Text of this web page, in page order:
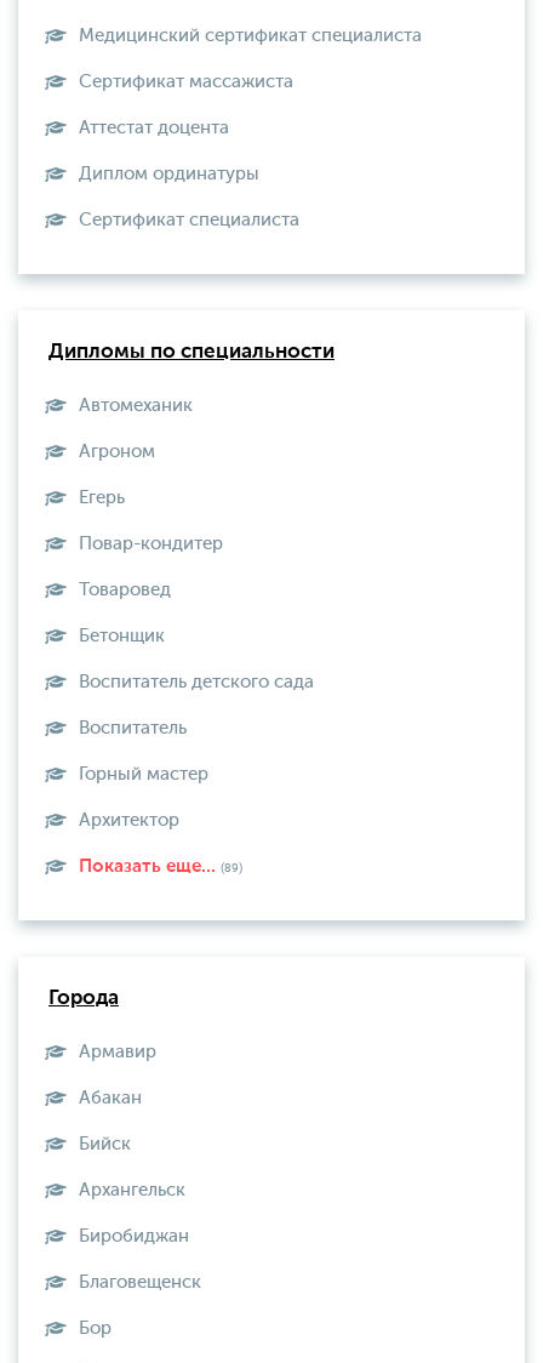
Медицинский сертификат специалиста
Сертификат массажиста
Аттестат доцента
Диплом ординатуры
Сертификат специалиста
Дипломы по специальности
Автомеханик
Агроном
Егерь
Повар-кондитер
Товаровед
Бетонщик
Воспитатель детского сада
Воспитатель
Горный мастер
Архитектор
Показать еще... (89)
Города
Армавир
Абакан
Бийск
Архангельск
Биробиджан
Благовещенск
Бор